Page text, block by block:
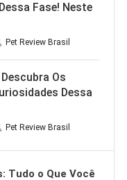
Fase! Neste
Pet Review Brasil
Os
Dessa
Pet Review Brasil
Tudo o Que Você